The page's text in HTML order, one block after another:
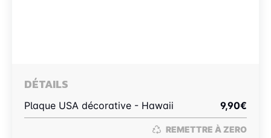
DÉTAILS
Plaque USA décorative - Hawaii 9,90€
REMETTRE À ZERO